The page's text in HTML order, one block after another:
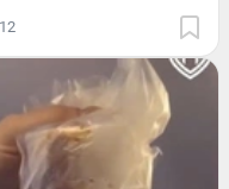
12